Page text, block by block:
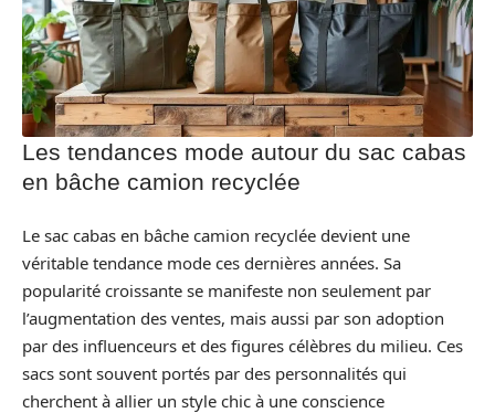
Les tendances mode autour du sac cabas
en bâche camion recyclée
Le sac cabas en bâche camion recyclée devient une
véritable tendance mode ces dernières années. Sa
popularité croissante se manifeste non seulement par
l’augmentation des ventes, mais aussi par son adoption
par des influenceurs et des figures célèbres du milieu. Ces
sacs sont souvent portés par des personnalités qui
cherchent à allier un style chic à une conscience